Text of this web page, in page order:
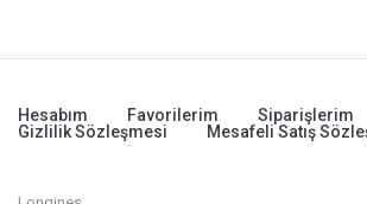
Hesabım Favorilerim Siparişlerim
Gizlilik Sözleşmesi
Mesafeli Satış